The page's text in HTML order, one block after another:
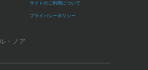
サイトのご利用について
プライバシーポリシー
・ノア